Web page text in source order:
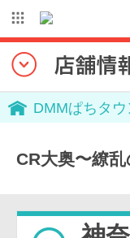
DMMぱちタウ
CR大奥〜繚